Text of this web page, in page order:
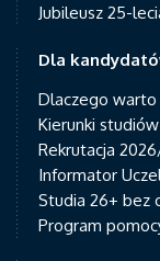
Jubileusz 25-
Dla
Dlaczego warto
Kierunki studiów
Rekrutacja
Informator
Studia 26+ bez
Program